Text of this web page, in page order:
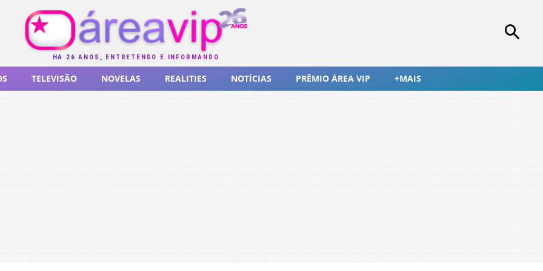
HÁ 26 ANOS, ENTRETENDO E INFORMANDO
TELEVISÃO NOVELAS REALITIES NOTÍCIAS PRÊMIO ÁREA VIP +MAIS